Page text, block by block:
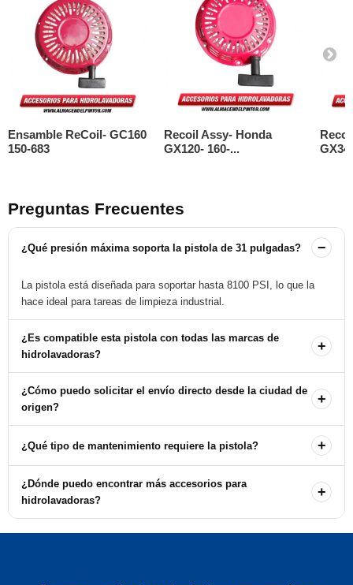
Ensamble ReCoil- GC160
150-683
Recoil Assy- Honda
GX120- 160-...
Preguntas Frecuentes
¿Qué presión máxima soporta la pistola de 31 pulgadas? −
La pistola está diseñada para soportar hasta 8100 PSI, lo que la
hace ideal para tareas de limpieza industrial.
¿Es compatible esta pistola con todas las marcas de
hidrolavadoras?
+
La pistola es compatible con diversas marcas de hidrolavadoras,
incluyendo VIPER PUMPS, Annovi Reverberi, y CAT PUMPS,
entre otras.
¿Cómo puedo solicitar el envío directo desde la ciudad de
origen?
+
Para solicitar el envío directo, debe comunicarse con nuestras
¿Qué tipo de mantenimiento requiere la pistola? +
Se recomienda limpiar la pistola después de cada uso y revisar las
conexiones y sellos regularmente para asegurar un funcionamiento
óptimo.
¿Dónde puedo encontrar más accesorios para
hidrolavadoras?
+
En Almacén del Pintor tenemos un amplio surtido de accesorios y